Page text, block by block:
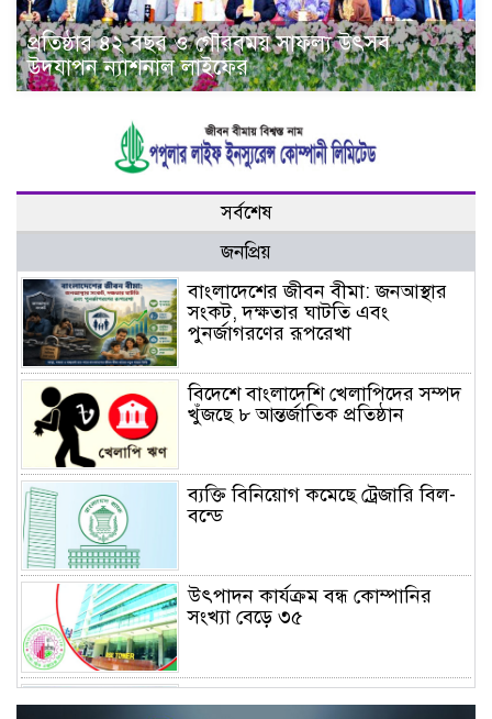
প্রতিষ্ঠার ৪২ বছর ও গৌরবময় সাফল্য উৎসব
উদযাপন ন্যাশনাল লাইফের
সর্বশেষ
জনপ্রিয়
বাংলাদেশের জীবন বীমা: জনআস্থার
সংকট, দক্ষতার ঘাটতি এবং
পুনর্জাগরণের রূপরেখা
বিদেশে বাংলাদেশি খেলাপিদের সম্পদ
খুঁজছে ৮ আন্তর্জাতিক প্রতিষ্ঠান
ব্যক্তি বিনিয়োগ কমেছে ট্রেজারি বিল-
বন্ডে
উৎপাদন কার্যক্রম বন্ধ কোম্পানির
সংখ্যা বেড়ে ৩৫